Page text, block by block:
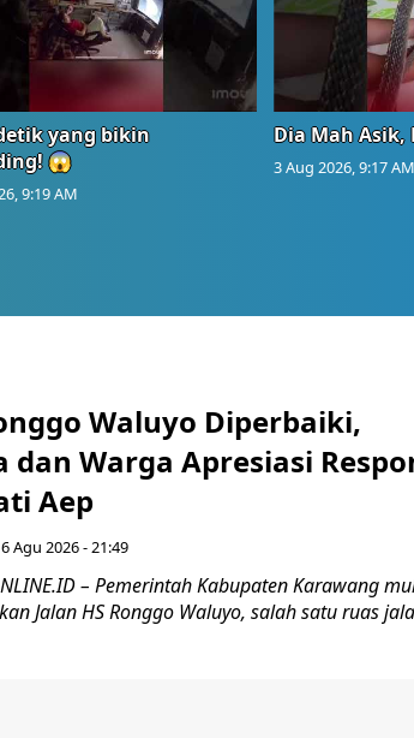
yang bikin
😱
9:19 AM
Dia Mah Asik,
3 Aug 2026, 9:17 AM
Waluyo Diperbaiki,
dan Warga Apresiasi
Aep
Agu 2026 - 21:49
– Pemerintah Kabupaten Karawang
Jalan HS Ronggo Waluyo, salah satu ruas